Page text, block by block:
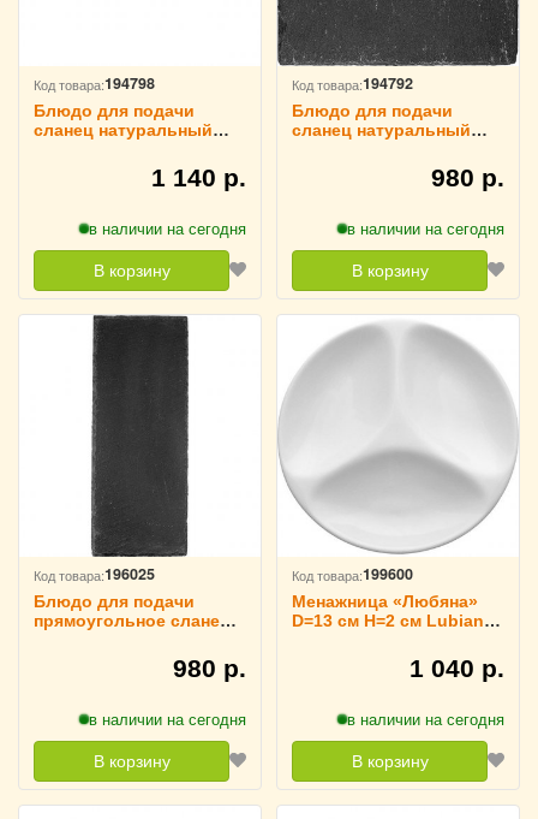
Код товара:194798
Блюдо для подачи
сланец натуральный
1 140 р.
в наличии на сегодня
В корзину
Код товара:194792
Блюдо для подачи
сланец натуральный
980 р.
в наличии на сегодня
В корзину
Код товара:196025
Блюдо для подачи
прямоугольное сланец
980 р.
в наличии на сегодня
В корзину
Код товара:199600
Менажница «Любяна»
D=13 см H=2 см Lubiana,
1 040 р.
в наличии на сегодня
В корзину